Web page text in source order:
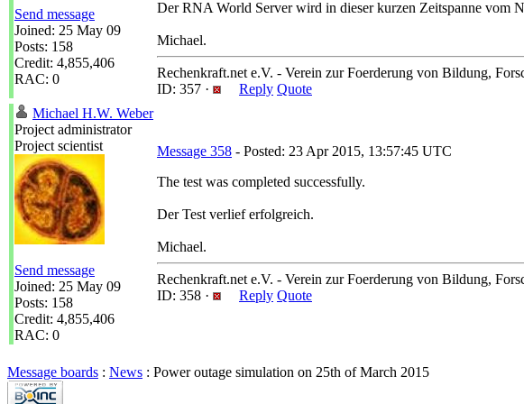
Send message
Joined: 25 May 09
Posts: 158
Credit: 4,855,406
RAC: 0
Der RNA World Server wird in dieser kurzen Zeitspanne vom
Michael.
Rechenkraft.net e.V. - Verein zur Foerderung von Bildung,
ID: 357 ·
Reply Quote
Michael H.W. Weber
Project administrator
Project scientist
Send message
Joined: 25 May 09
Posts: 158
Credit: 4,855,406
RAC: 0
Message 358 - Posted: 23 Apr 2015, 13:57:45 UTC
The test was completed successfully.
Der Test verlief erfolgreich.
Michael.
Rechenkraft.net e.V. - Verein zur Foerderung von Bildung,
ID: 358 ·
Reply Quote
Message boards : News : Power outage simulation on 25th of March 2015